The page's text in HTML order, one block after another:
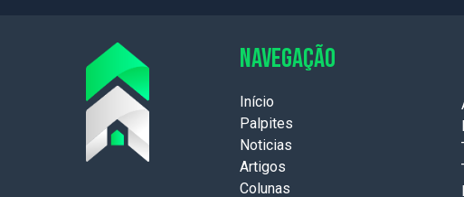
NAVEGAÇÃO
Início
Palpites
Noticias
Artigos
Colunas